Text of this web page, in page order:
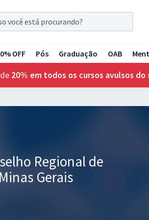
OFF Pós Graduação OAB
20% em todos os cursos avulsos do
Regional de
Gerais